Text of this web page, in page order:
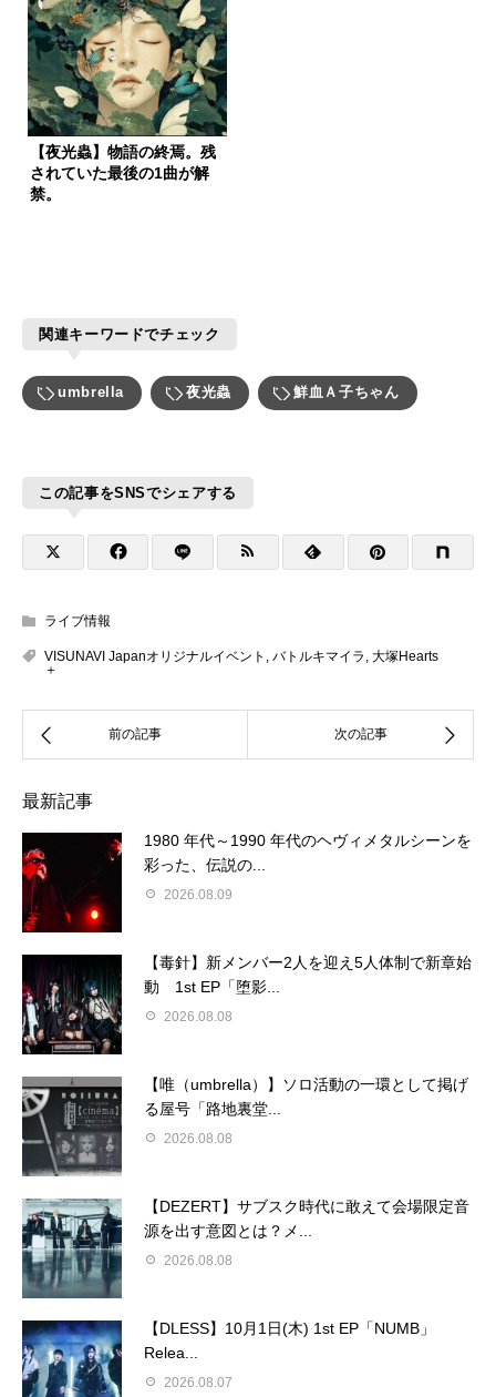
【夜光蟲】物語の終焉。残
されていた最後の1曲が解
禁。
関連キーワードでチェック
umbrella 夜光蟲 鮮血Ａ子ちゃん
この記事をSNSでシェアする
ライブ情報
VISUNAVI Japanオリジナルイベント , バトルキマイラ , 大塚Hearts
＋
最新記事
1980 年代～1990 年代のヘヴィメタルシーンを
彩った、伝説の...
2026.08.09
【毒針】新メンバー2人を迎え5人体制で新章始
動 1st EP「堕影...
2026.08.08
【唯（umbrella）】ソロ活動の一環として掲げ
る屋号「路地裏堂...
2026.08.08
【DEZERT】サブスク時代に敢えて会場限定音
源を出す意図とは？メ...
2026.08.08
【DLESS】10月1日(木) 1st EP「NUMB」
Relea...
2026.08.07